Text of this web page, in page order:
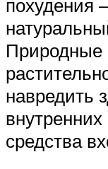
похудения
Природные
навредить
внутренних
средства